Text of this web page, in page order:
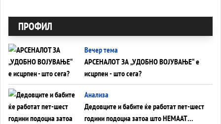
ПРОФИЛ
Вечер тема
АРСЕНАЛОТ ЗА „УДОБНО ВОЈУВАЊЕ“ е
исцрпен - што сега?
Анализа
Дедовците и бабите ќе работат пет-шест
години подоцна затоа што НЕМААТ